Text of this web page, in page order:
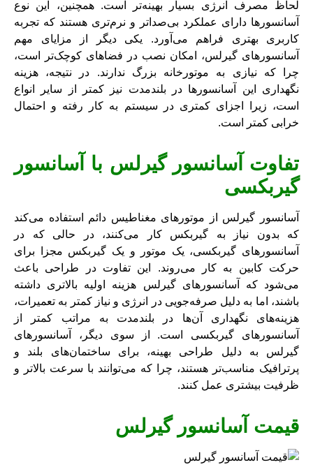
لحاظ مصرف انرژی بسیار بهینه‌تر است. همچنین، این نوع
آسانسورها دارای عملکرد بی‌صداتر و نرم‌تری هستند که تجربه
کاربری بهتری فراهم می‌آورد. یکی دیگر از مزایای مهم
آسانسورهای گیرلس، امکان نصب در فضاهای کوچک‌تر است،
چرا که نیازی به موتورخانه بزرگ ندارند. در نتیجه، هزینه
نگهداری این آسانسورها در بلندمدت نیز کمتر از سایر انواع
است، زیرا اجزای کمتری در سیستم به کار رفته و احتمال
خرابی کمتر است.
تفاوت آسانسور گیرلس با آسانسور
گیربکسی
آسانسور گیرلس از موتورهای مغناطیس دائم استفاده می‌کند
که بدون نیاز به گیربکس کار می‌کنند، در حالی که در
آسانسورهای گیربکسی، یک موتور و یک گیربکس مجزا برای
حرکت کابین به کار می‌روند. این تفاوت در طراحی باعث
می‌شود که آسانسورهای گیرلس هزینه اولیه بالاتری داشته
باشند، اما به دلیل صرفه‌جویی در انرژی و نیاز کمتر به تعمیرات،
هزینه‌های نگهداری آن‌ها در بلندمدت به مراتب کمتر از
آسانسورهای گیربکسی است. از سوی دیگر، آسانسورهای
گیرلس به دلیل طراحی بهینه، برای ساختمان‌های بلند و
پرترافیک مناسب‌تر هستند، چرا که می‌توانند با سرعت بالاتر و
ظرفیت بیشتری عمل کنند.
قیمت آسانسور گیرلس